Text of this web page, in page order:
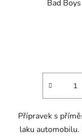
Bad
Přípravek s
laku